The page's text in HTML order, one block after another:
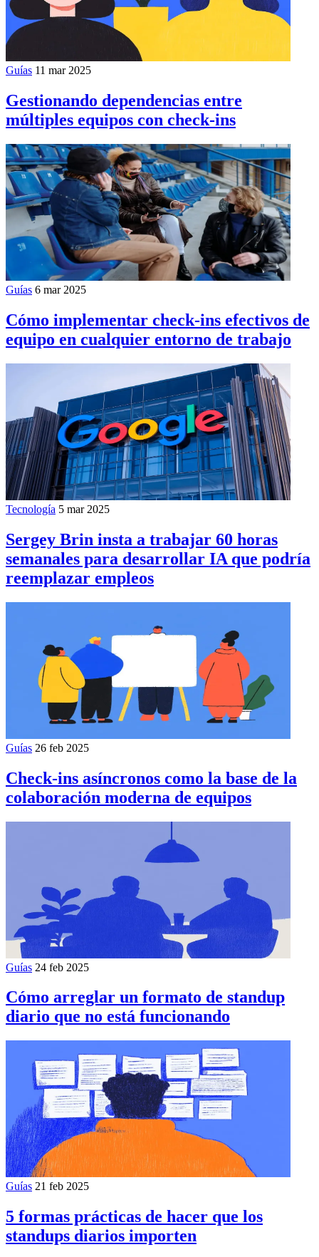
Guías 11 mar 2025
Gestionando dependencias entre
múltiples equipos con check-ins
Guías 6 mar 2025
Cómo implementar check-ins efectivos de
equipo en cualquier entorno de trabajo
Tecnología 5 mar 2025
Sergey Brin insta a trabajar 60 horas
semanales para desarrollar IA que podría
reemplazar empleos
Guías 26 feb 2025
Check-ins asíncronos como la base de la
colaboración moderna de equipos
Guías 24 feb 2025
Cómo arreglar un formato de standup
diario que no está funcionando
Guías 21 feb 2025
5 formas prácticas de hacer que los
standups diarios importen